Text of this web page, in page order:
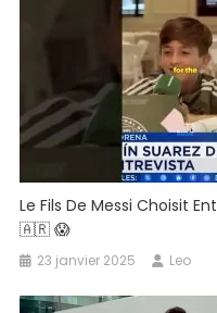
Le Fils De Messi Choisit
🇦🇷 😱
23 janvier 2025 Leo